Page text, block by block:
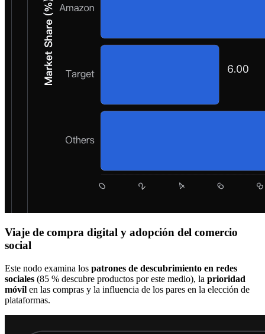
Viaje de compra digital y adopción del comercio
social
Este nodo examina los patrones de descubrimiento en redes
sociales (85 % descubre productos por este medio), la prioridad
móvil en las compras y la influencia de los pares en la elección de
plataformas.